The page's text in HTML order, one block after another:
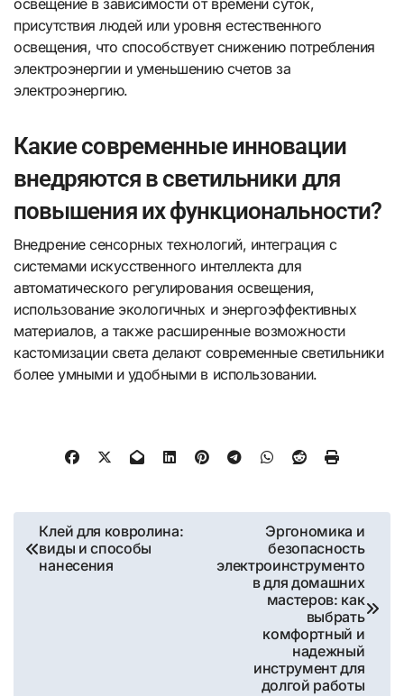
освещение в зависимости от времени суток,
присутствия людей или уровня естественного
освещения, что способствует снижению потребления
электроэнергии и уменьшению счетов за
электроэнергию.
Какие современные инновации
внедряются в светильники для
повышения их функциональности?
Внедрение сенсорных технологий, интеграция с
системами искусственного интеллекта для
автоматического регулирования освещения,
использование экологичных и энергоэффективных
материалов, а также расширенные возможности
кастомизации света делают современные светильники
более умными и удобными в использовании.
Навигация
по
Клей для ковролина:
виды и способы
нанесения
Эргономика и
безопасность
электроинструменто
в для домашних
мастеров: как
выбрать
комфортный и
надежный
инструмент для
долгой работы